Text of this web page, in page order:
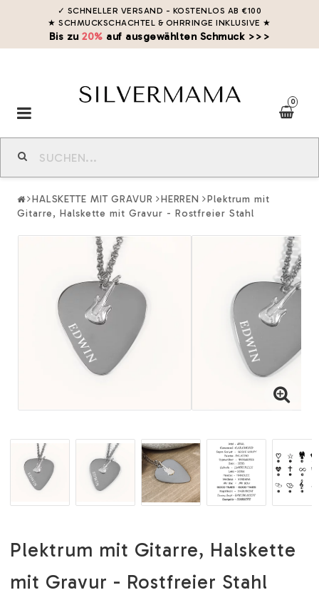
✓ SCHNELLER VERSAND - KOSTENLOS AB €100
★ SCHMUCKSCHACHTEL & OHRRINGE INKLUSIVE ★
Bis zu20% auf ausgewählten Schmuck >>>
0
Toggle
navigation
HALSKETTE MIT GRAVUR HERREN
Plektrum mit
Gitarre, Halskette mit Gravur - Rostfreier Stahl
Plektrum mit Gitarre, Halskette
mit Gravur - Rostfreier Stahl